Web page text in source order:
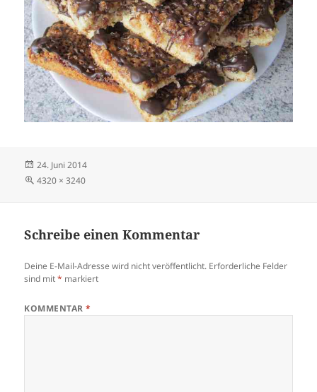
Veröffentlicht
am
24. Juni 2014
Volle
4320 × 3240
Schreibe einen Kommentar
Deine E-Mail-Adresse wird nicht veröffentlicht. Erforderliche Felder
sind mit* markiert
KOMMENTAR*